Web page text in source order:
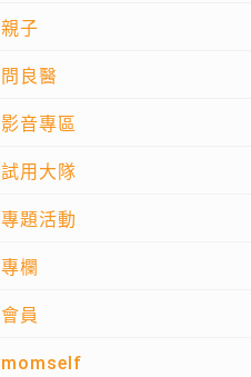
親子
問良醫
影音專區
試用大隊
專題活動
專欄
會員
momself